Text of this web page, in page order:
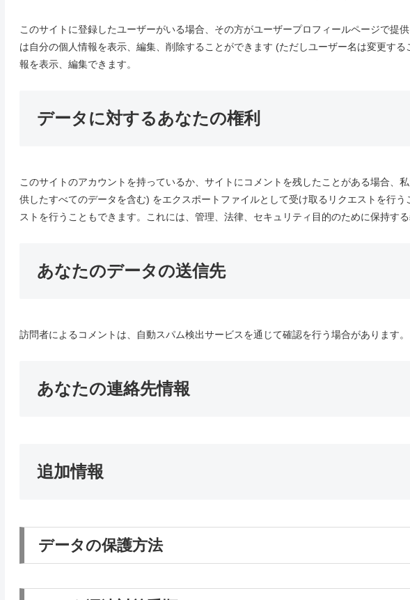
このサイトに登録したユーザーがいる場合、その方がユーザープロフィールページで提
は自分の個人情報を表示、編集、削除することができます (ただしユーザー名は変更す
報を表示、編集できます。
データに対するあなたの権利
このサイトのアカウントを持っているか、サイトにコメントを残したことがある場合、
供したすべてのデータを含む) をエクスポートファイルとして受け取るリクエストを行
ストを行うこともできます。これには、管理、法律、セキュリティ目的のために保持す
あなたのデータの送信先
訪問者によるコメントは、自動スパム検出サービスを通じて確認を行う場合があります。
あなたの連絡先情報
追加情報
データの保護方法